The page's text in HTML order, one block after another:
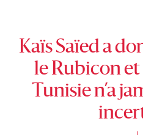
Kaïs Saïed a
le Rubicon et
Tunisie n’a